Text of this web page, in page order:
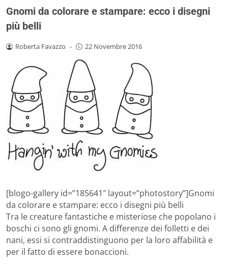
Gnomi da colorare e stampare: ecco i disegni
più belli
Roberta Favazzo - 22 Novembre 2016
[blogo-gallery id=”185641″ layout=”photostory”]Gnomi
da colorare e stampare: ecco i disegni più belli
Tra le creature fantastiche e misteriose che popolano i
boschi ci sono gli gnomi. A differenze dei folletti e dei
nani, essi si contraddistinguono per la loro affabilità e
per il fatto di essere bonaccioni.